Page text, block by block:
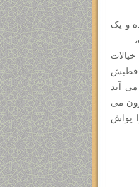
و یک
قطبش
آید
می
یواش